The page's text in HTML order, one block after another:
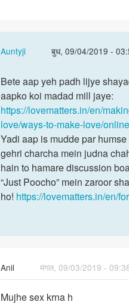
Auntyji
बुध, 09/04/2019 -
In
to
Online
sex
karne
ke
liye
kya…
by
ROSHAN
Bete
aap
yeh
padh
lijye…
Bete aap yeh padh lijye
aapko koi madad mill jaye:
https://lovematters.in/en/
love/ways-to-make-love/
Yadi aap is mudde par humse
gehri charcha mein judna
hain to hamare discussion
“Just Poocho” mein zaroor
ho! https://lovematters.in/en/
Anil
मंगल, 09/03/2019 - 09:38
Mujhe
Mujhe sex krna h